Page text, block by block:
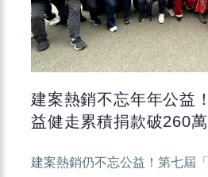
建案熱銷不忘年年公益
益健走累積捐款破260萬
建案熱銷仍不忘公益！第七屆